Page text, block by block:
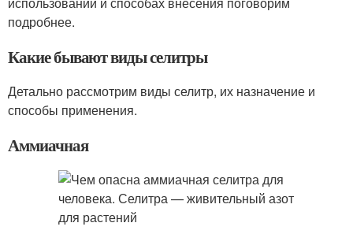
подробнее.
Какие бывают виды селитры
Детально рассмотрим виды селитр, их назначение и
способы применения.
Аммиачная